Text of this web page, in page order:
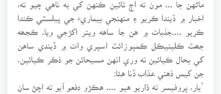
اخبار ۾ ڏيندا ڪريو ۽ منهنجي بيماريءَ جي پبلسٽي ڪندا
ڪريو ....جذبات ۾ هن جا ساهه ويتر اکڙجي ويا. ڪجھه
جھٽ ڪلينيڪل ڪمپوزائٽ اسپري وات ۾ ڏيندي ساهن
کي بحال ڪيائين ته وري انهن مسيحائن جو ذڪر ڪيائين،
جن کيس ذهني عذاب ڏنا هئا:
’يار، پروفيسر ته ڌاريو هيو .... هڪڙو دفعو آيو ته اچڻ سان